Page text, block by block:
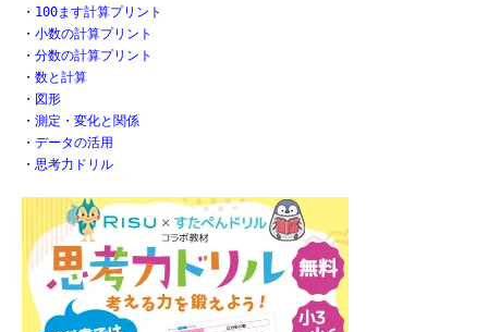
・ 100ます計算プリント
・ 小数の計算プリント
・ 分数の計算プリント
・ 数と計算
・ 図形
・ 測定・変化と関係
・ データの活用
・ 思考力ドリル